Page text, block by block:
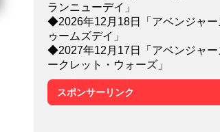
ランニューデイ」
◆2026年12月18日「アベンジャー
ゥームズデイ」
◆2027年12月17日「アベンジャー
ークレット・ウォーズ」
スポンサーリンク